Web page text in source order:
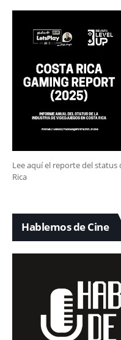
Lee aquí el reporte del
Rica
Hablemos de Cine